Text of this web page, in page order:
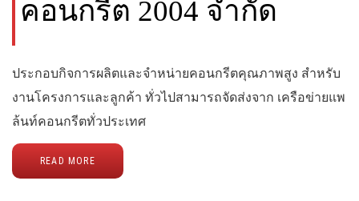
คอนกรีต 2004 จำกัด
ประกอบกิจการผลิตและจำหน่ายคอนกรีตคุณภาพสูง สำหรับ
งานโครงการและลูกค้า ทั่วไปสามารถจัดส่งจาก เครือข่ายแพ
ล้นท์คอนกรีตทั่วประเทศ
READ MORE